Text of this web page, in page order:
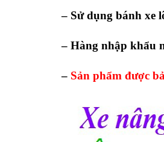
– Sử dụng bánh xe
– Hàng nhập khẩu
– Sản phẩm được